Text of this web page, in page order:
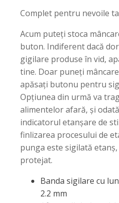
Complet pentru nevoile
Acum puteți stoca
buton. Indiferent dacă
gigilare produse în vid,
tine. Doar puneți
apăsați butonu pentru
Opțiunea din urmă va
alimentelor afară, și
indicatorul etanșare de
finlizarea procesului de
punga este sigilată
protejat.
Banda sigilare cu
2.2 mm